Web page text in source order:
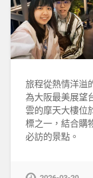
旅程從熱情洋溢
為大阪最美展望
雲的摩天大樓位
標之一，結合購
必訪的景點。